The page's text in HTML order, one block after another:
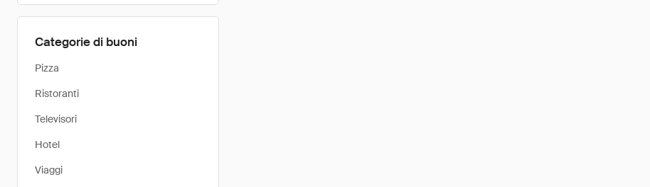
Categorie di buoni
Pizza
Ristoranti
Televisori
Hotel
Viaggi